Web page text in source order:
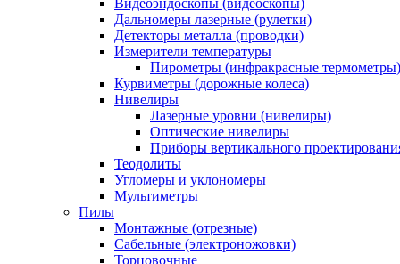
Видеоэндоскопы (видеоскопы)
Дальномеры лазерные (рулетки)
Детекторы металла (проводки)
Измерители температуры
Пирометры (инфракрасные термометры)
Курвиметры (дорожные колеса)
Нивелиры
Лазерные уровни (нивелиры)
Оптические нивелиры
Приборы вертикального
Теодолиты
Угломеры и уклономеры
Мультиметры
Пилы
Монтажные (отрезные)
Сабельные (электроножовки)
Торцовочные